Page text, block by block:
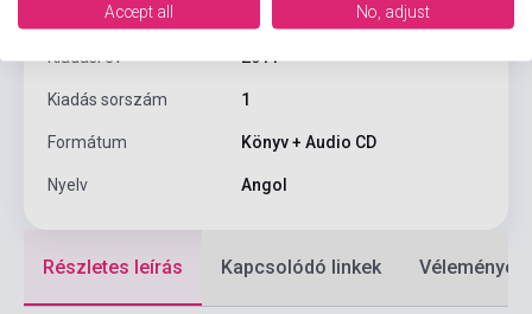
OXFORD UNIVERSITY PRESS
Kiadási év 2011
Kiadás sorszám 1
Formátum Könyv + Audio CD
Nyelv Angol
Részletes leírás Kapcsolódó linkek Vélemények
Accept all No, adjust